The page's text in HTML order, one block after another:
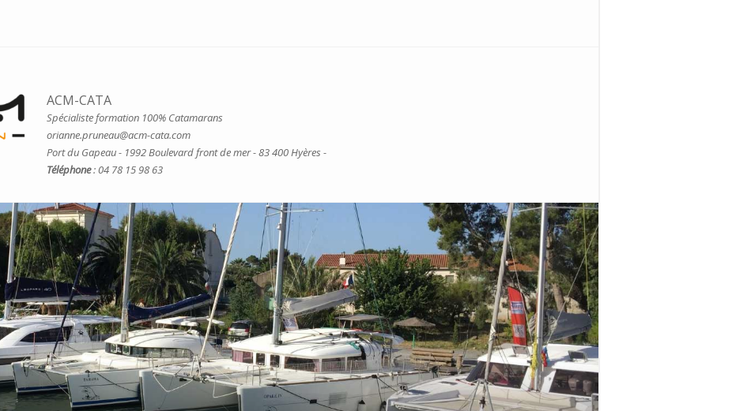
ACM-CATA
Spécialiste formation 100% Catamarans
orianne.pruneau@acm-cata.com
Port du Gapeau - 1992 Boulevard front de mer - 83 400 Hyères -
Téléphone: 04 78 15 98 63